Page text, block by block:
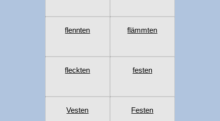
flennten flämmten
fleckten festen
Vesten Festen